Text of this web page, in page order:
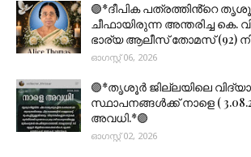
🟣*ദീപിക പത്രത്തിൻ്റെ
ചീഫായിരുന്ന അന്തരിച്ച കെ.
ഭാര്യ ആലീസ് തോമസ് (92)
ഓഗസ്റ്റ് 06, 2026
🟣*തൃശൂര്‍ ജില്ലയിലെ
സ്ഥാപനങ്ങൾക്ക് നാളെ (
അവധി.*🟣
ഓഗസ്റ്റ് 02, 2026